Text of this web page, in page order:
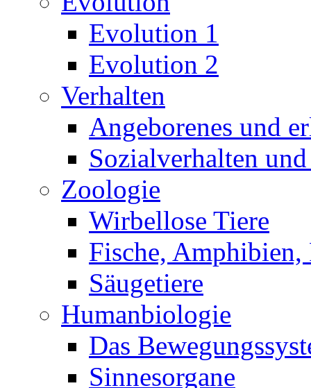
Evolution 1
Evolution 2
Verhalten
Angeborenes und
Sozialverhalten
Zoologie
Wirbellose Tiere
Fische,
Säugetiere
Humanbiologie
Das
Sinnesorgane